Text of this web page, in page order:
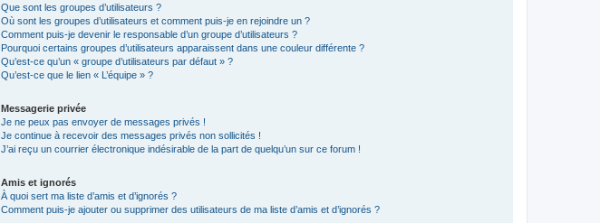
Que sont les groupes d’utilisateurs ?
Où sont les groupes d’utilisateurs et comment puis-je en rejoindre un ?
Comment puis-je devenir le responsable d’un groupe d’utilisateurs ?
Pourquoi certains groupes d’utilisateurs apparaissent dans une couleur différente ?
Qu’est-ce qu’un « groupe d’utilisateurs par défaut » ?
Qu’est-ce que le lien « L’équipe » ?
Messagerie privée
Je ne peux pas envoyer de messages privés !
Je continue à recevoir des messages privés non sollicités !
J’ai reçu un courrier électronique indésirable de la part de quelqu’un sur ce forum !
Amis et ignorés
À quoi sert ma liste d’amis et d’ignorés ?
Comment puis-je ajouter ou supprimer des utilisateurs de ma liste d’amis et d’ignorés ?